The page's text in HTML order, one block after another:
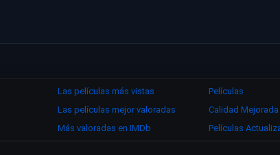
Las películas más vistas
Las películas mejor valoradas
Más valoradas en IMDb
Películas
Calidad Mejorada
Películas